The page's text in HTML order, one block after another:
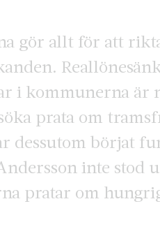
gör allt för att
i kommunerna är
prata om
dessutom börjat
inte stod
pratar om